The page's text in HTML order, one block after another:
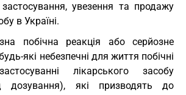
увезення та продажу
в Україні.
побічна реакція або серйозне
які небезпечні для життя побічні
лікарського засобу
дозування), які призводять до